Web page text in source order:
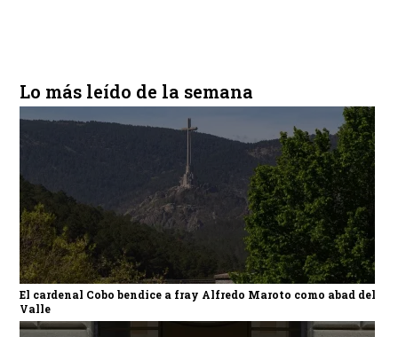
Lo más leído de la semana
El cardenal Cobo bendice a fray Alfredo Maroto como abad del
Valle